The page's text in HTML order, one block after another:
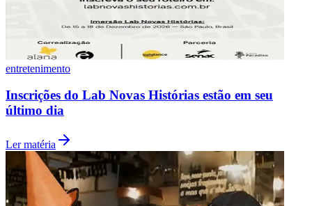
Vasco
entretenimento
Inscrições do Lab Novas Histórias estão em seu
último dia
Ler matéria